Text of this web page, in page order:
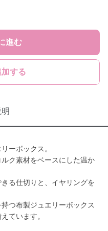
進む
する
ーボックス。
ク素材をベースにした温か
る仕切りと、イヤリングを
つ布製ジュエリーボックス
ています。